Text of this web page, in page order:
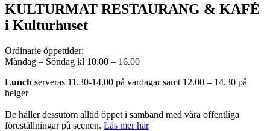
KULTURMAT RESTAURANG & KAFÉ
i Kulturhuset
Ordinarie öppettider:
Måndag – Söndag kl 10.00 – 16.00
Lunch serveras 11.30-14.00 på vardagar samt 12.00 – 14.30 på
helger
De håller dessutom alltid öppet i samband med våra offentliga
föreställningar på scenen. Läs mer här